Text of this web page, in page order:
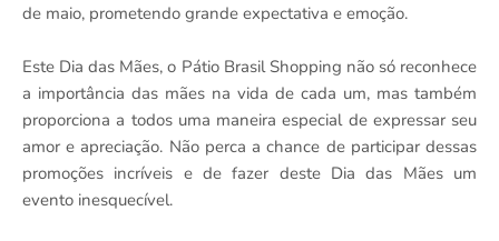
de maio, prometendo grande expectativa e emoção.
Este Dia das Mães, o Pátio Brasil Shopping não só reconhece
a importância das mães na vida de cada um, mas também
proporciona a todos uma maneira especial de expressar seu
amor e apreciação. Não perca a chance de participar dessas
promoções incríveis e de fazer deste Dia das Mães um
evento inesquecível.